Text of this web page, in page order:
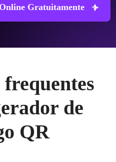
Gratuitamente
de
QR